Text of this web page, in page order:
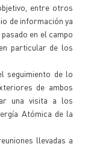
entre otros
de información ya
en el campo
particular de los
seguimiento de lo
de ambos
una visita a los
Atómica de la
llevadas a